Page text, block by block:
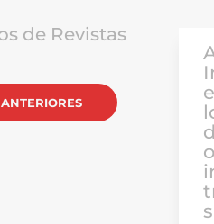
de Revistas